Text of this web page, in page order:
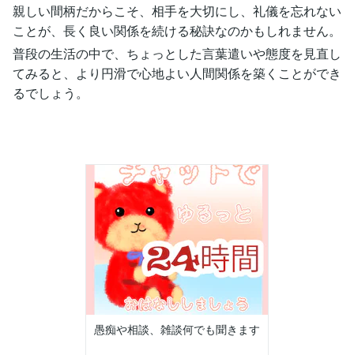
親しい間柄だからこそ、相手を大切にし、礼儀を忘れない
ことが、長く良い関係を続ける秘訣なのかもしれません。
普段の生活の中で、ちょっとした言葉遣いや態度を見直し
てみると、より円滑で心地よい人間関係を築くことができ
るでしょう。
愚痴や相談、雑談何でも聞きます